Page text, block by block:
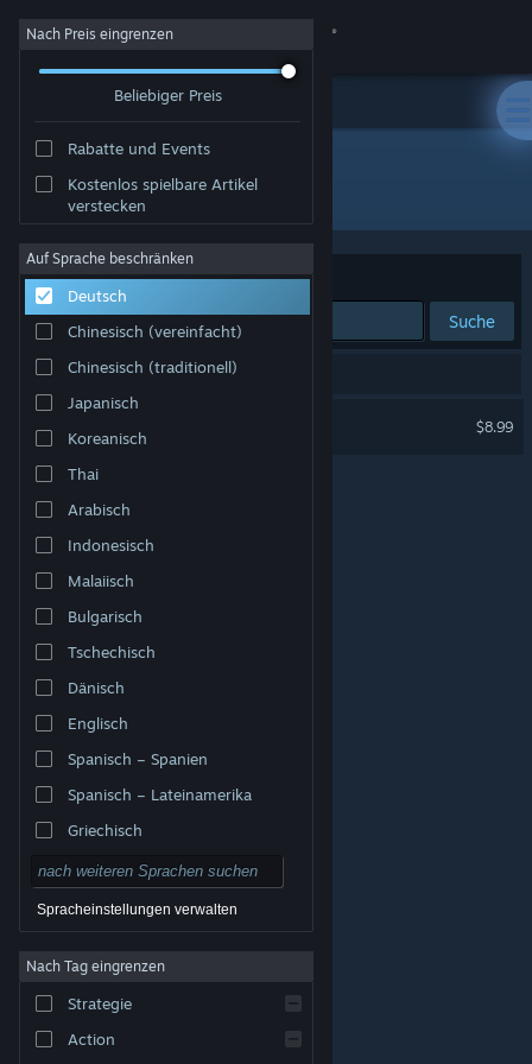
Anmelden
Info
Support
Sprache ändern
Steam-Mobile-App herunterladen
Desktopversion anzeigen
© Valve Corporation. Alle Rechte vorbehalten. Alle
USA und anderen Ländern.
Rechtliches
Barrierefreiheit
Nutzungsvertrag
Nach Preis eingrenzen
Beliebiger Preis
Rabatte und Events
Kostenlos spielbare Artikel
verstecken
Auf Sprache beschränken
Deutsch
Chinesisch (vereinfacht)
Chinesisch (traditionell)
Japanisch
Koreanisch
Thai
Arabisch
Indonesisch
Malaiisch
Bulgarisch
Tschechisch
Dänisch
Englisch
Spanisch – Spanien
Spanisch – Lateinamerika
Griechisch
Spracheinstellungen verwalten
Nach Tag eingrenzen
Strategie
Action
Entwickler: Peer Draeger
Sortieren nach Relevanz
Suche
1 Ergebnis entspricht Ihrer Suche.
$8.99